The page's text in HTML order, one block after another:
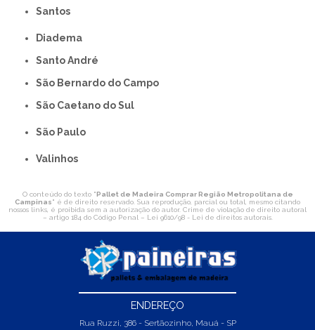
Santos
Diadema
Santo André
São Bernardo do Campo
São Caetano do Sul
São Paulo
Valinhos
O conteúdo do texto " Pallet de Madeira Comprar Região Metropolitana de
Campinas" é de direito reservado. Sua reprodução, parcial ou total, mesmo citando
nossos links, é proibida sem a autorização do autor. Crime de violação de direito autoral
– artigo 184 do Código Penal – Lei 9610/98 - Lei de direitos autorais.
ENDEREÇO
Rua Ruzzi, 386 - Sertãozinho, Mauá - SP